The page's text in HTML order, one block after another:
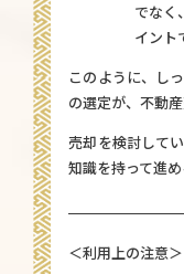
でなく
イント
このように、し
の選定が、不動
売却を検討して
知識を持って進め
＜利用上の注意＞